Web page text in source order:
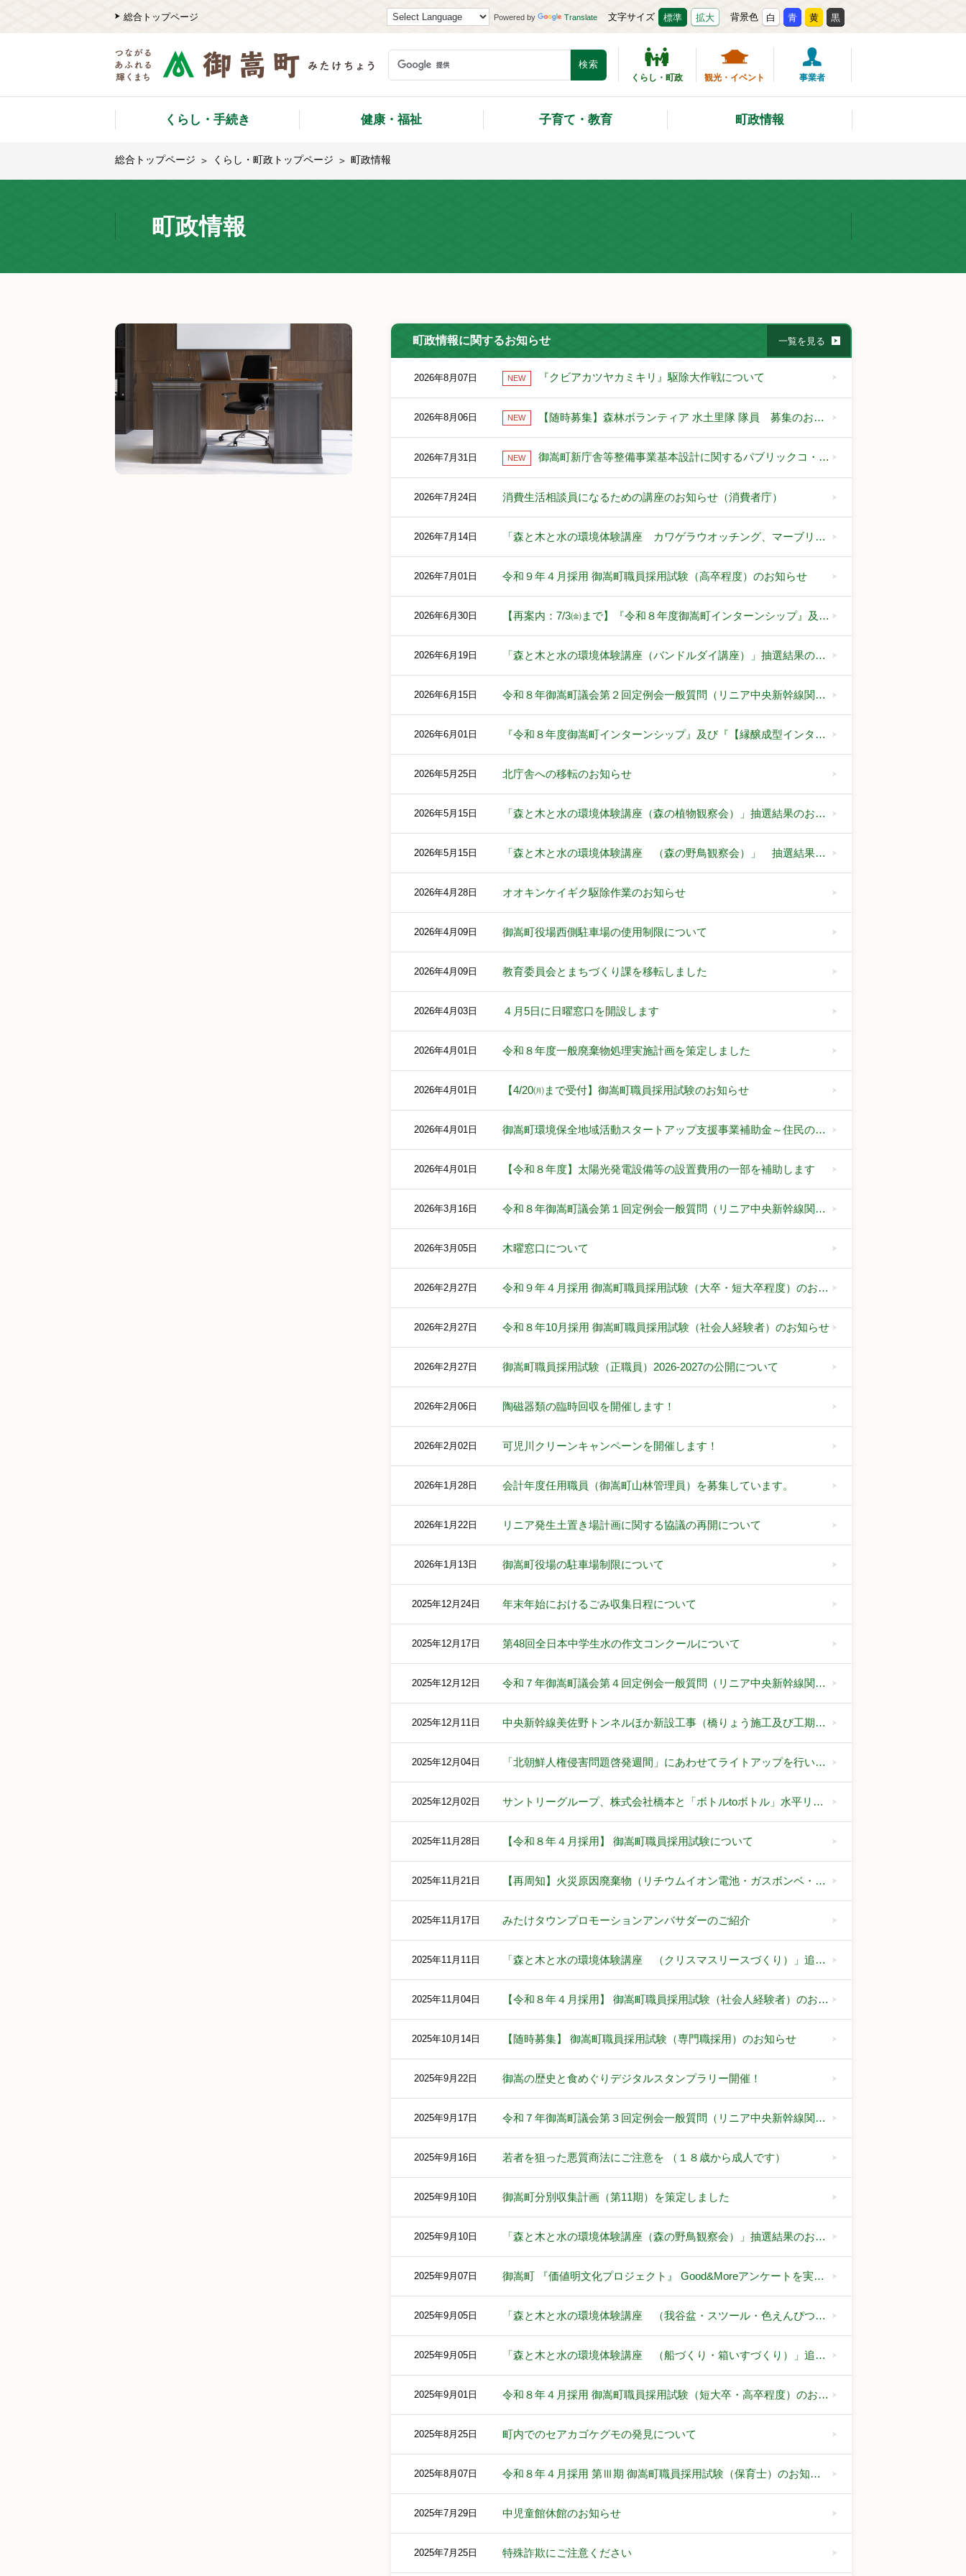
総合トップページ Powered by Translate 文字サイズ 標準 拡大 背景色 白 青 黄 黒
くらし・町政 観光・イベント 事業者
くらし・手続き 健康・福祉 子育て・教育 町政情報
総合トップページ くらし・町政トップページ 町政情報
町政情報
町政情報に関するお知らせ
2026年8月07日 NEW 『クビアカツヤカミキリ』駆除大作戦について
2026年8月06日 NEW 【随時募集】森林ボランティア 水土里隊 隊員 募集のお…
2026年7月31日 NEW 御嵩町新庁舎等整備事業基本設計に関するパブリックコ・…
2026年7月24日 消費生活相談員になるための講座のお知らせ（消費者庁）
2026年7月14日 「森と木と水の環境体験講座 カワゲラウオッチング、マーブリ…
2026年7月01日 令和９年４月採用 御嵩町職員採用試験（高卒程度）のお知らせ
2026年6月30日 【再案内：7/3㈮まで】『令和８年度御嵩町インターンシップ』及…
2026年6月19日 「森と木と水の環境体験講座（バンドルダイ講座）」抽選結果の…
2026年6月15日 令和８年御嵩町議会第２回定例会一般質問（リニア中央新幹線関…
2026年6月01日 『令和８年度御嵩町インターンシップ』及び『【縁醸成型インタ…
2026年5月25日 北庁舎への移転のお知らせ
2026年5月15日 「森と木と水の環境体験講座（森の植物観察会）」抽選結果のお…
2026年5月15日 「森と木と水の環境体験講座 （森の野鳥観察会）」 抽選結果…
2026年4月28日 オオキンケイギク駆除作業のお知らせ
2026年4月09日 御嵩町役場西側駐車場の使用制限について
2026年4月09日 教育委員会とまちづくり課を移転しました
2026年4月03日 ４月5日に日曜窓口を開設します
2026年4月01日 令和８年度一般廃棄物処理実施計画を策定しました
2026年4月01日 【4/20㈪まで受付】御嵩町職員採用試験のお知らせ
2026年4月01日 御嵩町環境保全地域活動スタートアップ支援事業補助金～住民の…
2026年4月01日 【令和８年度】太陽光発電設備等の設置費用の一部を補助します
2026年3月16日 令和８年御嵩町議会第１回定例会一般質問（リニア中央新幹線関…
2026年3月05日 木曜窓口について
2026年2月27日 令和９年４月採用 御嵩町職員採用試験（大卒・短大卒程度）のお…
2026年2月27日 令和８年10月採用 御嵩町職員採用試験（社会人経験者）のお知らせ
2026年2月27日 御嵩町職員採用試験（正職員）2026-2027の公開について
2026年2月06日 陶磁器類の臨時回収を開催します！
2026年2月02日 可児川クリーンキャンペーンを開催します！
2026年1月28日 会計年度任用職員（御嵩町山林管理員）を募集しています。
2026年1月22日 リニア発生土置き場計画に関する協議の再開について
2026年1月13日 御嵩町役場の駐車場制限について
2025年12月24日 年末年始におけるごみ収集日程について
2025年12月17日 第48回全日本中学生水の作文コンクールについて
2025年12月12日 令和７年御嵩町議会第４回定例会一般質問（リニア中央新幹線関…
2025年12月11日 中央新幹線美佐野トンネルほか新設工事（橋りょう施工及び工期…
2025年12月04日 「北朝鮮人権侵害問題啓発週間」にあわせてライトアップを行い…
2025年12月02日 サントリーグループ、株式会社橋本と「ボトルtoボトル」水平リ…
2025年11月28日 【令和８年４月採用】 御嵩町職員採用試験について
2025年11月21日 【再周知】火災原因廃棄物（リチウムイオン電池・ガスボンベ・…
2025年11月17日 みたけタウンプロモーションアンバサダーのご紹介
2025年11月11日 「森と木と水の環境体験講座 （クリスマスリースづくり）」追…
2025年11月04日 【令和８年４月採用】 御嵩町職員採用試験（社会人経験者）のお…
2025年10月14日 【随時募集】 御嵩町職員採用試験（専門職採用）のお知らせ
2025年9月22日 御嵩の歴史と食めぐりデジタルスタンプラリー開催！
2025年9月17日 令和７年御嵩町議会第３回定例会一般質問（リニア中央新幹線関…
2025年9月16日 若者を狙った悪質商法にご注意を （１８歳から成人です）
2025年9月10日 御嵩町分別収集計画（第11期）を策定しました
2025年9月10日 「森と木と水の環境体験講座（森の野鳥観察会）」抽選結果のお…
2025年9月07日 御嵩町 『価値明文化プロジェクト』 Good&Moreアンケートを実…
2025年9月05日 「森と木と水の環境体験講座 （我谷盆・スツール・色えんぴつ…
2025年9月05日 「森と木と水の環境体験講座 （船づくり・箱いすづくり）」追…
2025年9月01日 令和８年４月採用 御嵩町職員採用試験（短大卒・高卒程度）のお…
2025年8月25日 町内でのセアカゴケグモの発見について
2025年8月07日 令和８年４月採用 第Ⅲ期 御嵩町職員採用試験（保育士）のお知…
2025年7月29日 中児童館休館のお知らせ
2025年7月25日 特殊詐欺にご注意ください
一覧を見る